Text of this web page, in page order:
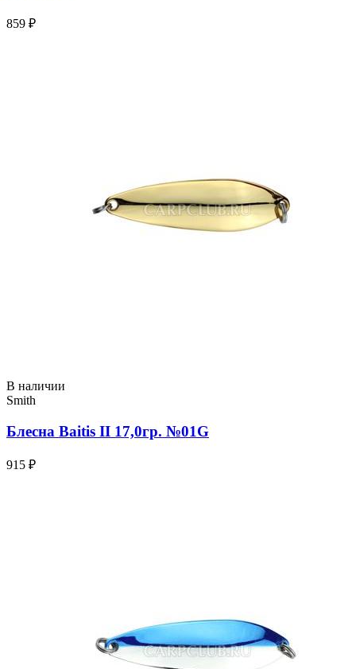
859 ₽
В наличии
Smith
Блесна Baitis II 17,0гр. №01G
915 ₽